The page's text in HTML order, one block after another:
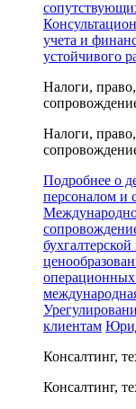
учета и
устойчивого
Налоги,
Налоги,
Подробнее о
персоналом и
клиентам
Консалтинг,
Консалтинг,